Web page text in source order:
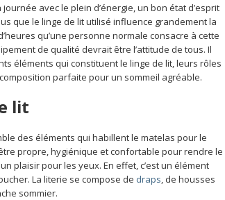
avec le plein d’énergie, un bon état d’esprit
que le linge de lit utilisé influence grandement la
qu’une personne normale consacre à cette
de qualité devrait être l’attitude de tous. Il
éléments qui constituent le linge de lit, leurs rôles
parfaite pour un sommeil agréable.
lit
des éléments qui habillent le matelas pour le
propre, hygiénique et confortable pour rendre le
plaisir pour les yeux. En effet, c’est un élément
La literie se compose de draps , de housses
sommier.